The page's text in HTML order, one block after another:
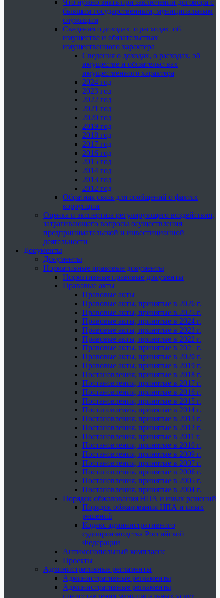
Что нужно знать при заключении договора с
бывшим государственным, муниципальным
служащим
Сведения о доходах, о расходах, об
имуществе и обязательствах
имущественного характера
Сведения о доходах, о расходах, об
имуществе и обязательствах
имущественного характера
2024 год
2023 год
2022 год
2021 год
2020 год
2019 год
2018 год
2017 год
2016 год
2015 год
2014 год
2013 год
2012 год
Обратная связь для сообщений о фактах
коррупции
Оценка и экспертиза регулирующего воздействия,
затрагивающего вопросы осуществления
предпринимательской и инвестиционной
деятельности
Документы
Документы
Нормативные правовые документы
Нормативные правовые документы
Правовые акты
Правовые акты
Правовые акты, принятые в 2026 г.
Правовые акты, принятые в 2025 г.
Правовые акты, принятые в 2024 г.
Правовые акты, принятые в 2023 г.
Правовые акты, принятые в 2022 г.
Правовые акты, принятые в 2021 г.
Правовые акты, принятые в 2020 г.
Правовые акты, принятые в 2019 г.
Постановления, принятые в 2018 г.
Постановления, принятые в 2017 г.
Постановления, принятые в 2016 г.
Постановления, принятые в 2015 г.
Постановления, принятые в 2014 г.
Постановления, принятые в 2013 г.
Постановления, принятые в 2012 г.
Постановления, принятые в 2011 г.
Постановления, принятые в 2010 г.
Постановления, принятые в 2009 г.
Постановления, принятые в 2007 г.
Постановления, принятые в 2006 г.
Постановления, принятые в 2005 г.
Постановления, принятые в 2004 г.
Порядок обжалования НПА и иных решений
Порядок обжалования НПА и иных
решений
Кодекс административного
судопроизводства Российской
Федерации
Антимонопольный комплаенс
Проекты
Административные регламенты
Административные регламенты
Административные регламенты
предоставления муниципальных услуг